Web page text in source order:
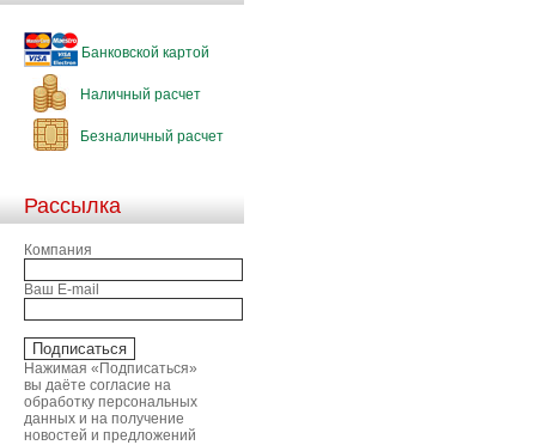
Банковской картой
Наличный расчет
Безналичный расчет
Рассылка
Компания
Ваш E-mail
Нажимая «Подписаться»
вы даёте согласие на
обработку персональных
данных и на получение
новостей и предложений